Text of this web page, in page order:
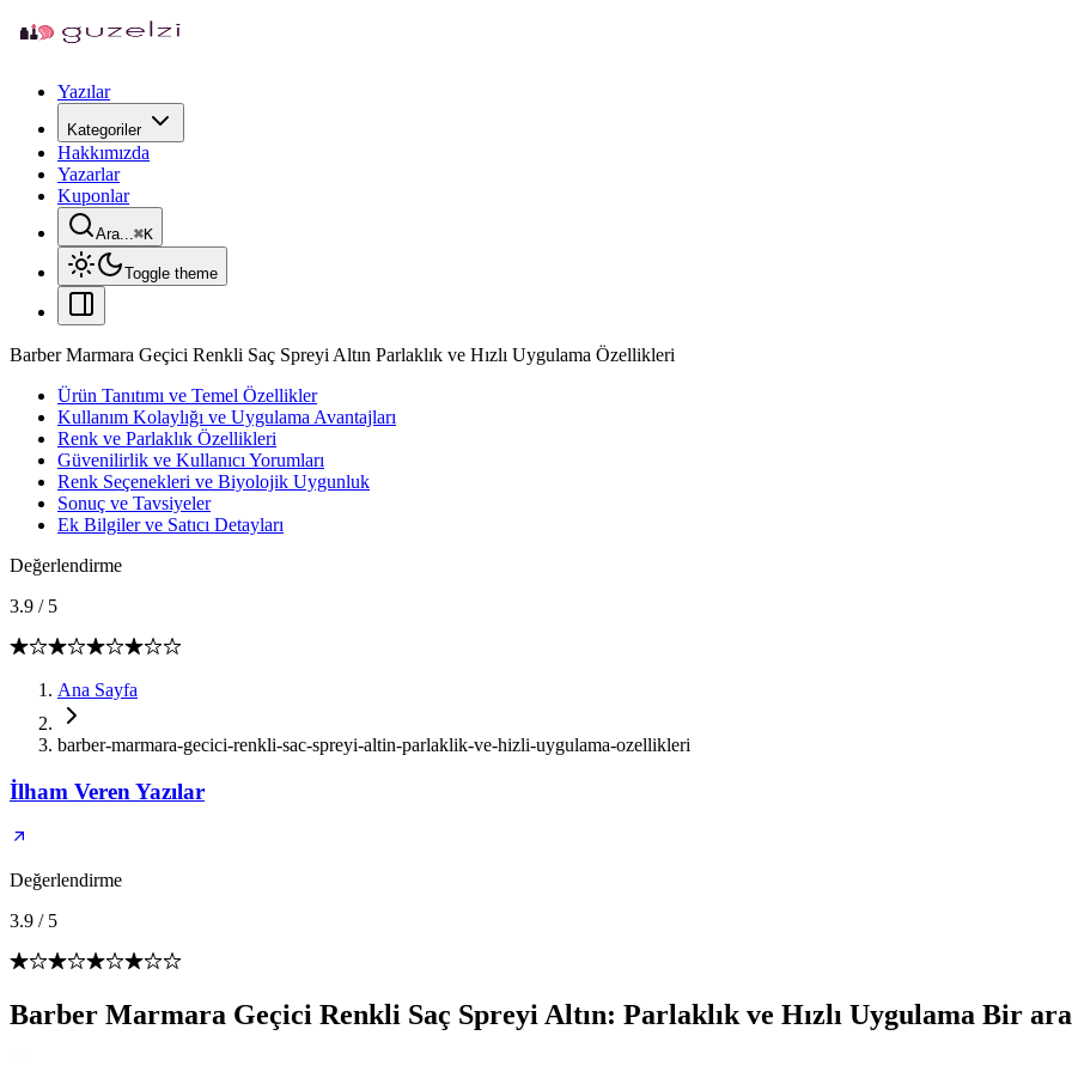
Yazılar
Kategoriler
Hakkımızda
Yazarlar
Kuponlar
Ara...⌘K
Toggle theme
Barber Marmara Geçici Renkli Saç Spreyi Altın Parlaklık ve Hızlı Uygulama Özellikleri
Ürün Tanıtımı ve Temel Özellikler
Kullanım Kolaylığı ve Uygulama Avantajları
Renk ve Parlaklık Özellikleri
Güvenilirlik ve Kullanıcı Yorumları
Renk Seçenekleri ve Biyolojik Uygunluk
Sonuç ve Tavsiyeler
Ek Bilgiler ve Satıcı Detayları
Değerlendirme
3.9 / 5
Ana Sayfa
barber-marmara-gecici-renkli-sac-spreyi-altin-parlaklik-ve-hizli-uygulama-ozellikleri
İlham Veren Yazılar
Değerlendirme
3.9 / 5
Barber Marmara Geçici Renkli Saç Spreyi Altın: Parlaklık ve Hızlı Uygulama Bir